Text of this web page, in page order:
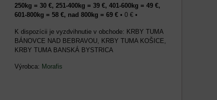
250kg = 30 €, 251-400kg = 39 €, 401-600kg = 49 €,
601-800kg = 58 €, nad 800kg = 69 € • 0 € •
KRBY TUMA
BÁNOVCE NAD BEBRAVOU, KRBY TUMA KOŠICE,
KRBY TUMA BANSKÁ BYSTRICA
Výrobca: Morafis